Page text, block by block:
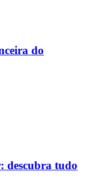
do
descubra tudo